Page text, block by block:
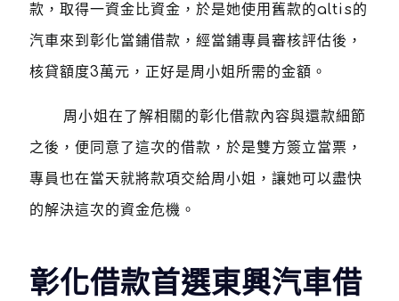
款，取得一資金比資金，於是她使用舊款的altis的
汽車來到彰化當鋪借款，經當鋪專員審核評估後，
核貸額度3萬元，正好是周小姐所需的金額。
周小姐在了解相關的彰化借款內容與還款細節
之後，便同意了這次的借款，於是雙方簽立當票，
專員也在當天就將款項交給周小姐，讓她可以盡快
的解決這次的資金危機。
彰化借款首選東興汽車借